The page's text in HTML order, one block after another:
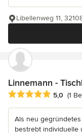
Libellenweg 11,
Linnemann -
Durchschnittliche
5,0 (1
Als neu
bestrebt individuelle